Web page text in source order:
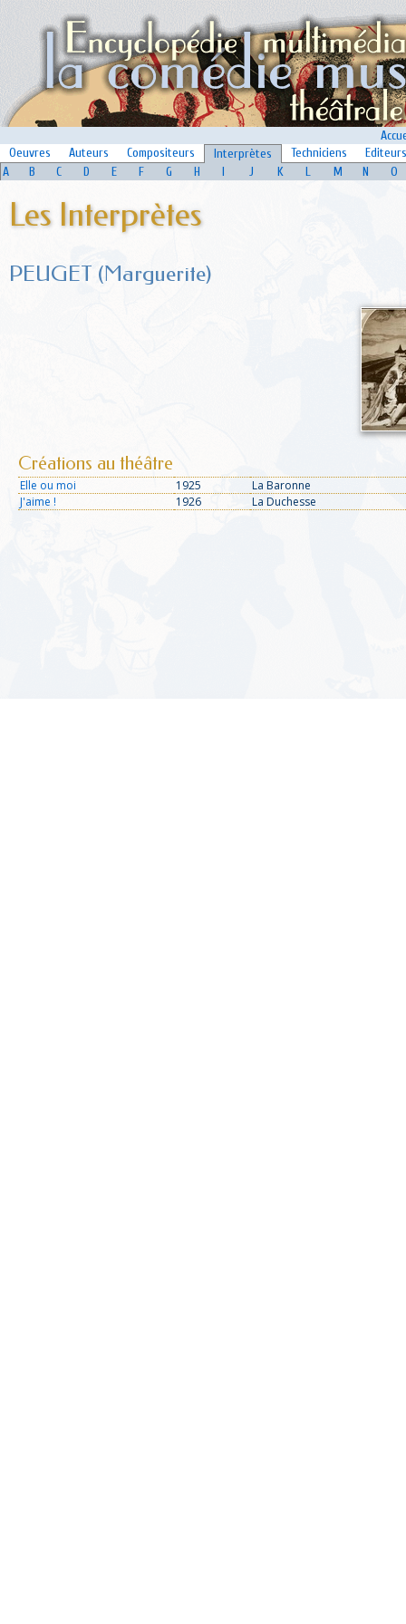
Oeuvres
Auteurs Compositeurs Interprètes Techniciens
Editeurs
A
B C D E F G H I J K L M N O
Les Interprètes
PEUGET (Marguerite)
Créations au théâtre
Elle ou moi 1925
La Baronne
J'aime !
1926 La Duchesse